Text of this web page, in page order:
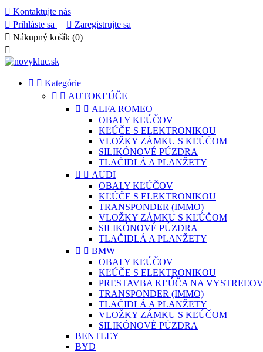
 Kontaktujte nás
 Prihláste sa  Zaregistrujte sa
 Nákupný košík (0)

  Kategórie
  AUTOKĽÚČE
  ALFA ROMEO
OBALY KĽÚČOV
KĽÚČE S ELEKTRONIKOU
VLOŽKY ZÁMKU S KĽÚČOM
SILIKÓNOVÉ PÚZDRA
TLAČIDLÁ A PLANŽETY
  AUDI
OBALY KĽÚČOV
KĽÚČE S ELEKTRONIKOU
TRANSPONDER (IMMO)
VLOŽKY ZÁMKU S KĽÚČOM
SILIKÓNOVÉ PÚZDRA
TLAČIDLÁ A PLANŽETY
  BMW
OBALY KĽÚČOV
KĽÚČE S ELEKTRONIKOU
PRESTAVBA KĽÚČA NA
TRANSPONDER (IMMO)
TLAČIDLÁ A PLANŽETY
VLOŽKY ZÁMKU S KĽÚČOM
SILIKÓNOVÉ PÚZDRA
BENTLEY
BYD